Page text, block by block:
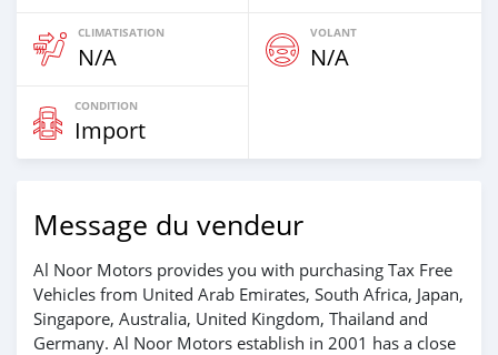
CLIMATISATION
N/A
VOLANT
N/A
CONDITION
Import
Message du vendeur
Al Noor Motors provides you with purchasing Tax Free
Vehicles from United Arab Emirates, South Africa, Japan,
Singapore, Australia, United Kingdom, Thailand and
Germany. Al Noor Motors establish in 2001 has a close